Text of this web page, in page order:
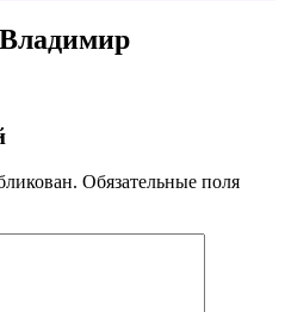
Обязательные поля